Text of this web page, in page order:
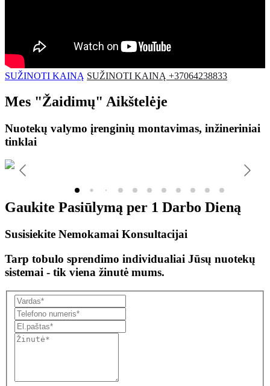
SUŽINOTI KAINĄ SUŽINOTI KAINĄ +37064238833
Mes "Žaidimų" Aikštelėje
Nuotekų valymo įrenginių montavimas, inžineriniai
tinklai
Gaukite Pasiūlymą per 1 Darbo Dieną
Susisiekite Nemokamai Konsultacijai
Tarp tobulo sprendimo individualiai Jūsų nuotekų
sistemai - tik viena žinutė mums.